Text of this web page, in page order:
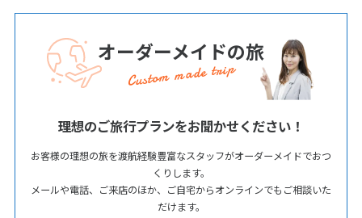
オーダーメイドの旅
Custom made trip
理想のご旅行プランをお聞かせください！
お客様の理想の旅を渡航経験豊富なスタッフがオーダーメイドでおつ
くりします。
メールや電話、ご来店のほか、ご自宅からオンラインでもご相談いた
だけます。